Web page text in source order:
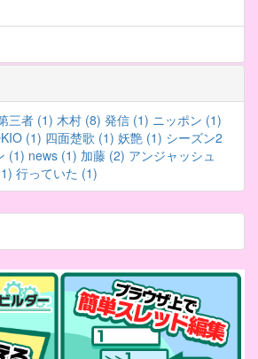
三者 (1) 木村 (8) 発信 (1) ニッポン (1)
(1) 四面楚歌 (1) 妖艶 (1) シーズン2
(1) news (1) 加藤 (2) アンジャッシュ
行っていた (1)